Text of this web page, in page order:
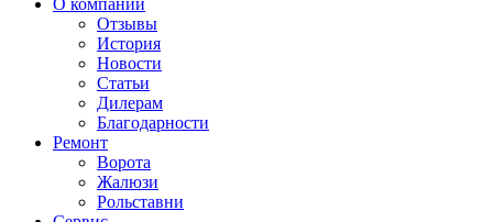
О компании
Отзывы
История
Новости
Статьи
Дилерам
Благодарности
Ремонт
Ворота
Жалюзи
Рольставни